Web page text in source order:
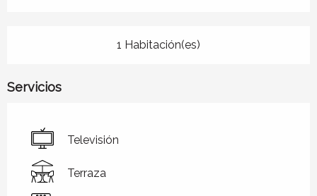
1 Habitación(es)
Servicios
Televisión
Terraza